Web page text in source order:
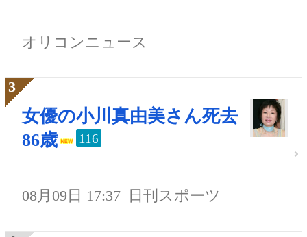
オリコンニュース
女優の小川真由美さん死去
86歳
116
08月09日 17:37 日刊スポーツ